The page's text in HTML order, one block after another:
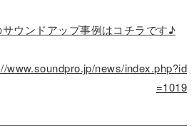
サウンドアップ事例はコチラです♪
www.soundpro.jp/news/index.php?id
=1019